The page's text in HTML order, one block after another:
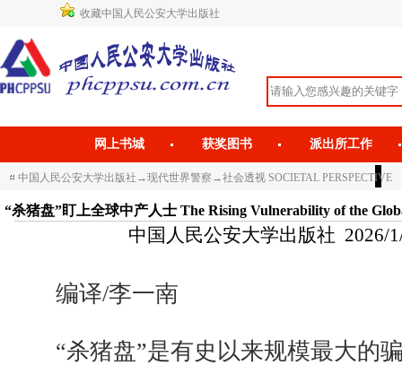
收藏中国人民公安大学出版社
网上书城 获奖图书 派出所工作
中国人民公安大学出版社 →现代世界警察 →社会透视 SOCIETAL PERSPECTIVE
“杀猪盘”盯上全球中产人士 The Rising Vulnerability of the
中国人民公安大学出版社 2026/
编译/李一南
“杀猪盘”是有史以来规模最大的